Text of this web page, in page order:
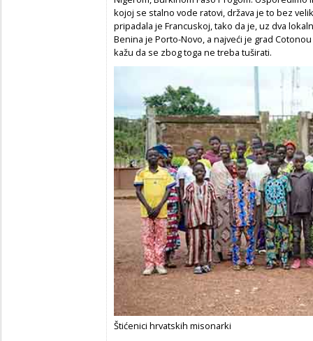
kojoj se stalno vode ratovi, država je to bez
pripadala je Francuskoj, tako da je, uz dva
Benina je Porto-Novo, a najveći je grad
kažu da se zbog toga ne treba tuširati.
Štićenici hrvatskih misonarki